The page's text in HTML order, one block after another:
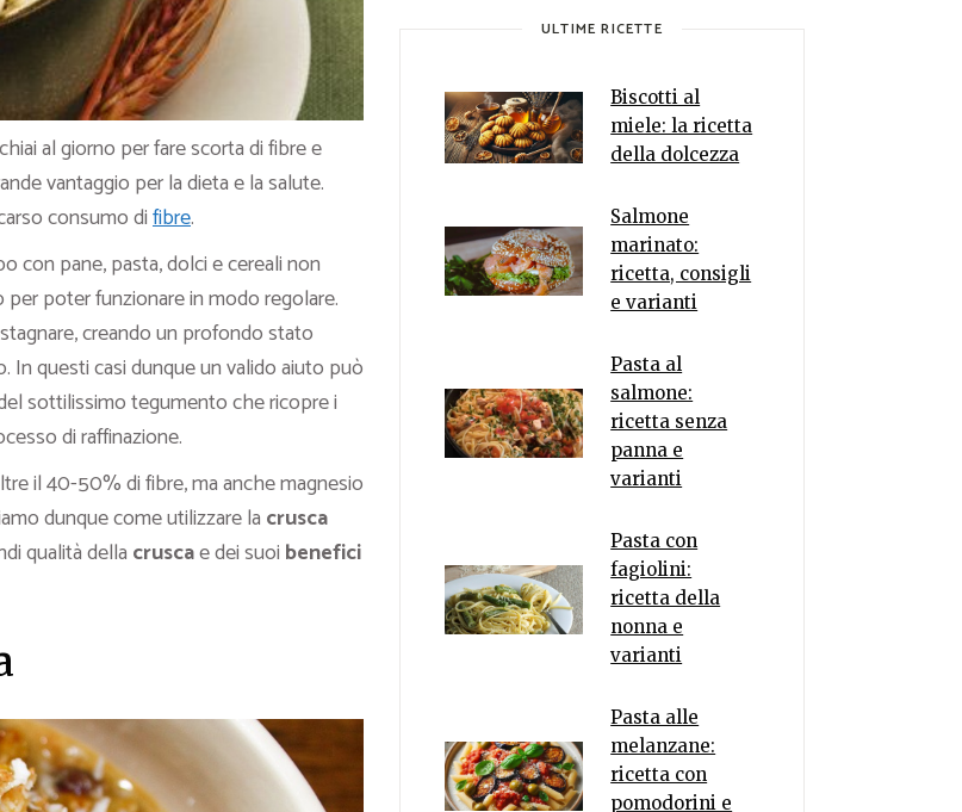
al giorno per fare scorta di fibre e
vantaggio per la dieta e la salute.
consumo difibre.
con pane, pasta, dolci e cereali non
poter funzionare in modo regolare.
, creando un profondo stato
questi casi dunque un valido aiuto può
sottilissimo tegumento che ricopre i
di raffinazione.
il 40-50% di fibre, ma anche magnesio
dunque come utilizzare la crusca
qualità della cruscae dei suoi benefici
ULTIME RICETTE
Biscotti al
miele: la ricetta
della dolcezza
Salmone
marinato:
ricetta, consigli
e varianti
Pasta al
salmone:
ricetta senza
panna e
varianti
Pasta con
fagiolini:
ricetta della
nonna e
varianti
Pasta alle
melanzane:
ricetta con
pomodorini e